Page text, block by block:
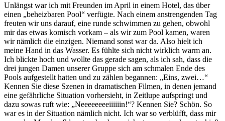
Unlängst war ich mit Freunden im April in einem Hotel, das über
einen „beheizbaren Pool“ verfügte. Nach einem anstrengenden Tag
freuten wir uns darauf, eine runde schwimmen zu gehen, obwohl
mir das etwas komisch vorkam – als wir zum Pool kamen, waren
wir nämlich die einzigen. Niemand sonst war da. Also hielt ich
meine Hand in das Wasser. Es fühlte sich nicht wirklich warm an.
Ich blickte hoch und wollte das gerade sagen, als ich sah, dass die
drei jungen Damen unserer Gruppe sich am schmalen Ende des
Pools aufgestellt hatten und zu zählen begannen: „Eins, zwei…“
Kennen Sie diese Szenen in dramatischen Filmen, in denen jemand
eine gefährliche Situation vorhersieht, in Zeitlupe aufspringt und
dazu sowas ruft wie: „Neeeeeeeeiiiiiin!“? Kennen Sie? Schön. So
war es in der Situation nämlich nicht. Ich war so verblüfft, dass mir